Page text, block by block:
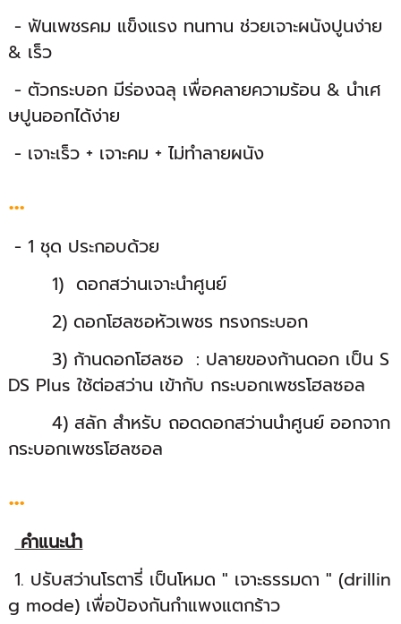
- ฟันเพชรคม แข็งแรง ทนทาน ช่วยเจาะผนังปูนง่าย
& เร็ว
- ตัวกระบอก มีร่องฉลุ เพื่อคลายความร้อน & นำเศ
ษปูนออกได้ง่าย
- เจาะเร็ว + เจาะคม + ไม่ทำลายผนัง
...
- 1 ชุด ประกอบด้วย
1) ดอกสว่านเจาะนำศูนย์
2) ดอกโฮลซอหัวเพชร ทรงกระบอก
3) ก้านดอกโฮลซอ : ปลายของก้านดอก เป็น S
DS Plus ใช้ต่อสว่าน เข้ากับ กระบอกเพชรโฮลซอล
4) สลัก สำหรับ ถอดดอกสว่านนำศูนย์ ออกจาก
กระบอกเพชรโฮลซอล
...
คำแนะนำ
1. ปรับสว่านโรตารี่ เป็นโหมด " เจาะธรรมดา " (drillin
g mode) เพื่อป้องกันกำแพงแตกร้าว